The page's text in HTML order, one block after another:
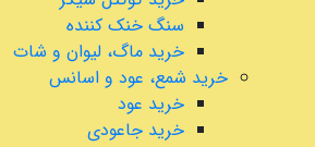
سنگ خنک کننده
خرید ماگ، لیوان و شات
خرید شمع، عود و اسانس
خرید عود
خرید جاعودی